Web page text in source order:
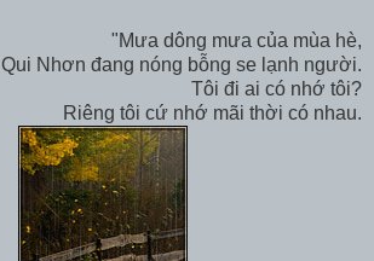
"Mưa dông mưa của mùa hè,
Qui Nhơn đang nóng bỗng se lạnh người.
Tôi đi ai có nhớ tôi?
Riêng tôi cứ nhớ mãi thời có nhau.